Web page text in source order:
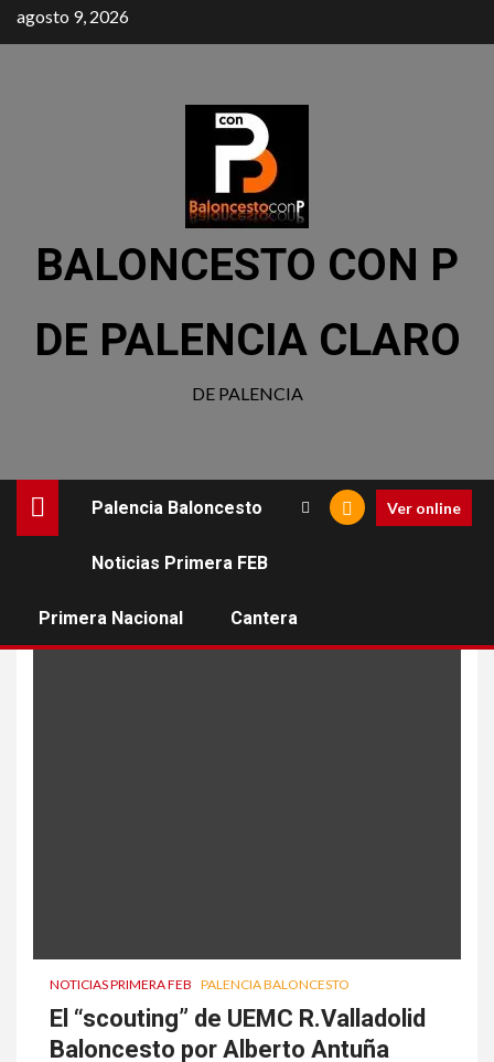
agosto 9, 2026
BALONCESTO CON P
DE PALENCIA CLARO
DE PALENCIA
Palencia Baloncesto
Noticias Primera FEB
Primera Nacional Cantera
Ver online
NOTICIAS PRIMERA FEB PALENCIA BALONCESTO
El “scouting” de UEMC R.Valladolid
Baloncesto por Alberto Antuña